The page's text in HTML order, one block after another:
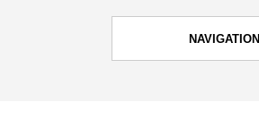
NAVIGATION